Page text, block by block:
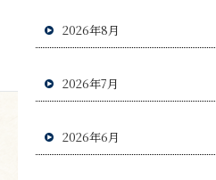
2026年8月
2026年7月
2026年6月